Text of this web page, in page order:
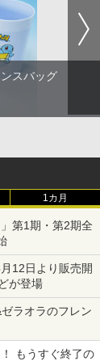
スバッグ
1カ月
第1期・第2期全
12日より販売開
が登場
ラオラのフレン
もうすぐ終了の